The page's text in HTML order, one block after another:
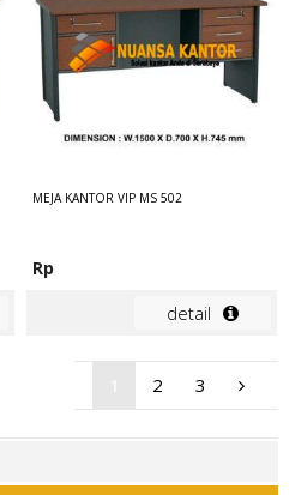
MEJA KANTOR VIP MS 502
Rp
detail
2 3